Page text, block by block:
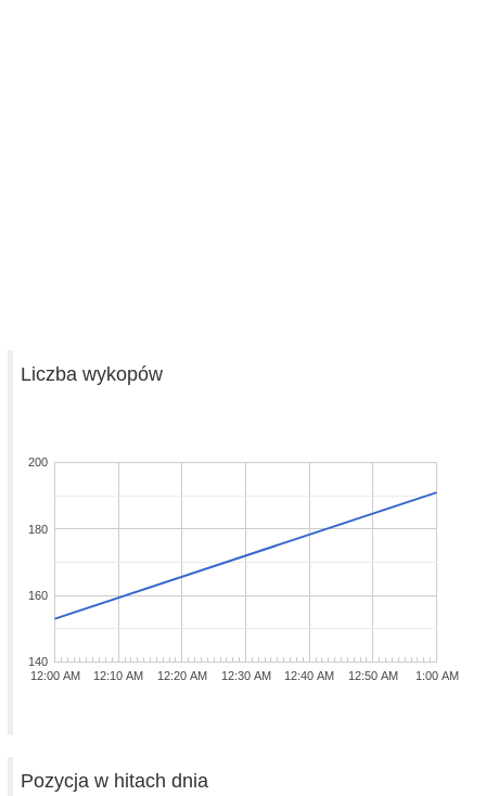
Liczba wykopów
12:00 AM 12:10 AM 12:20 AM 12:30 AM 12:40 AM 12:50 AM 1:00 AM
140
160
180
200
Pozycja w hitach dnia